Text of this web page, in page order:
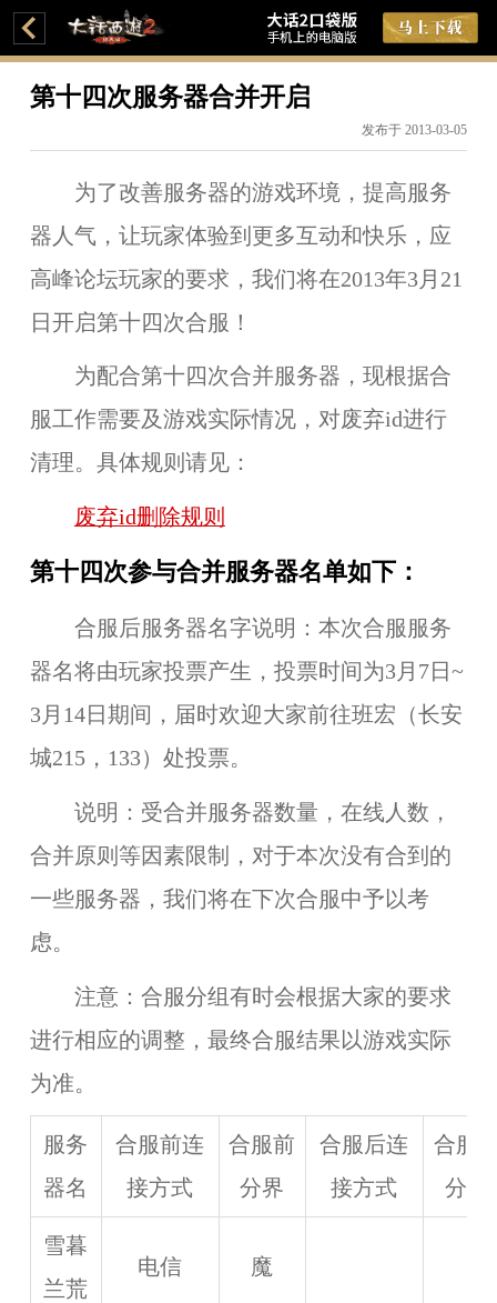
第十四次服务器合并开启
发布于 2013-03-05
为了改善服务器的游戏环境，提高服务
器人气，让玩家体验到更多互动和快乐，应
高峰论坛玩家的要求，我们将在2013年3月21
日 开启第十四次合服！
为配合第十四次合并服务器，现根据合
服工作需要及游戏实际情况，对废弃id进行
清理。具体规则请见：
废弃id删除规则
第十四次参与合并服务器名单如下：
合服后服务器名字说明：本次合服服务
器名将由玩家投票产生，投票时间为3月7日~
3月14日期间，届时欢迎大家前往班宏（长安
城215，133） 处投票。
说明：受合并服务器数量，在线人数，
合并原则等因素限制，对于本次没有合到的
一些服务器，我们将在下次合服中予以考
虑。
注意：合服分组有时会根据大家的要求
进行相应的调整，最终合服结果以游戏实际
为准。
服务
器名
合服前连
接方式
合服前
分界
合服后连
接方式
合服
分界
雪暮
兰荒
电信 魔